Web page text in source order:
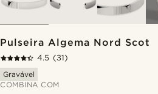
Pulseira Algema Nord Scot
4.5 (31)
Gravável
COMBINA COM